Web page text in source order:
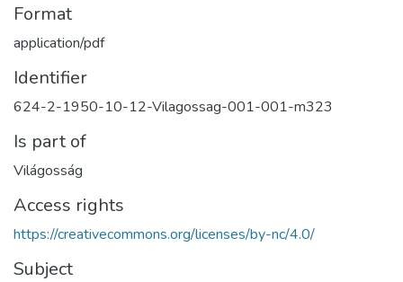
Format
application/pdf
Identifier
624-2-1950-10-12-Vilagossag-001-001-m323
Is part of
Világosság
Access rights
https://creativecommons.org/licenses/by-nc/4.0/
Subject